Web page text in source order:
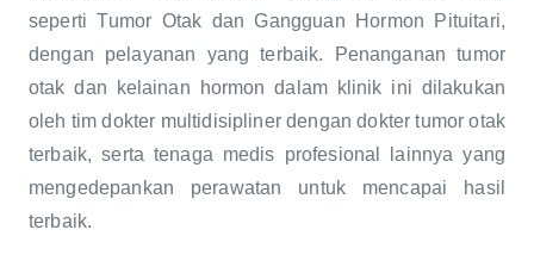
seperti Tumor Otak dan Gangguan Hormon Pituitari,
dengan pelayanan yang terbaik. Penanganan tumor
otak dan kelainan hormon dalam klinik ini dilakukan
oleh tim dokter multidisipliner dengan dokter tumor otak
terbaik, serta tenaga medis profesional lainnya yang
mengedepankan perawatan untuk mencapai hasil
terbaik.